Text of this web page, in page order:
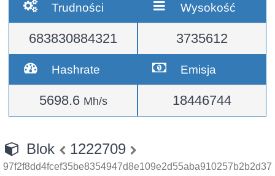
Trudności
683830884321
Wysokość
3735612
Hashrate
5698.6 Mh/s
Emisja
18446744
Blok 1222709
97f2f8dd4fcef35be8354947d8e109e2d55aba910257b2b2d37